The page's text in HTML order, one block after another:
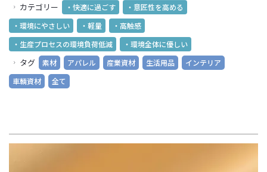
カテゴリー ・快適に過ごす
・意匠性を高める
・環境にやさしい
・軽量
・高触感
・生産プロセスの環境負荷低減
・環境全体に優しい
タグ 素材 アパレル 産業資材 生活用品
インテリア
車輌資材
全て